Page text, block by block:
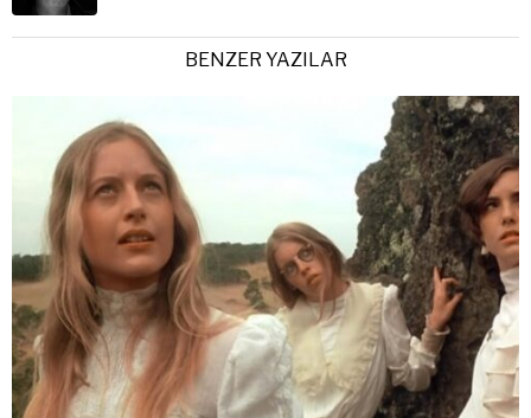
BENZER YAZILAR